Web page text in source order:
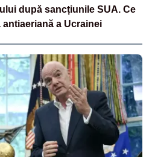
după sancțiunile SUA. Ce
a Ucrainei